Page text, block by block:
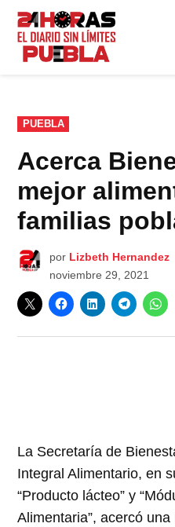
Saltar
contenido
PUBLICADO
EN
PUEBLA
Acerca
mejor
familias
por Lizbeth Hernandez
noviembre 29, 2021
La Secretaría de
Integral Alimentario, en
“Producto lácteo” y
Alimentaria”, acercó